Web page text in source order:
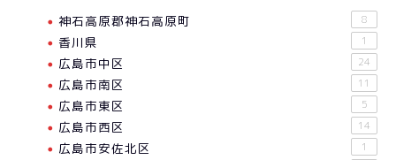
神石高原郡神石高原町 8
香川県 1
広島市中区 24
広島市南区 11
広島市東区 5
広島市西区 14
広島市安佐北区 1